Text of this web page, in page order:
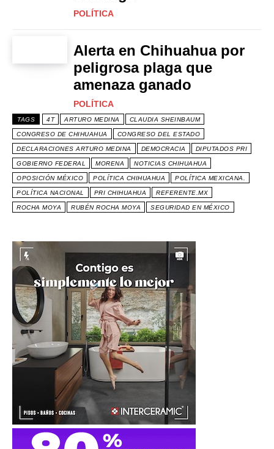
POLÍTICA
Alerta en Chihuahua por
peligrosa plaga que
amenaza ganado
POLÍTICA
TAGS 4T ARTURO MEDINA CLAUDIA SHEINBAUM
CONGRESO DE CHIHUAHUA CONGRESO DEL ESTADO
DECLARACIONES ARTURO MEDINA DEMOCRACIA DIPUTADOS PRI
GOBIERNO FEDERAL MORENA NOTICIAS CHIHUAHUA
OPOSICIÓN MÉXICO POLÍTICA CHIHUAHUA POLÍTICA MEXICANA.
POLÍTICA NACIONAL PRI CHIHUAHUA REFERENTE.MX
ROCHA MOYA RUBÉN ROCHA MOYA SEGURIDAD EN MÉXICO